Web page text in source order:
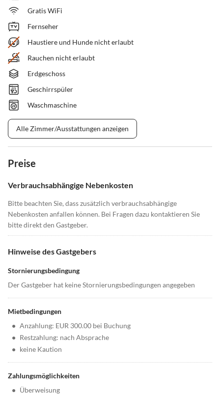
Gratis WiFi
Fernseher
Haustiere und Hunde nicht erlaubt
Rauchen nicht erlaubt
Erdgeschoss
Geschirrspüler
Waschmaschine
Alle Zimmer/Ausstattungen anzeigen
Preise
Verbrauchsabhängige Nebenkosten
Bitte beachten Sie, dass zusätzlich verbrauchsabhängige
Nebenkosten anfallen können. Bei Fragen dazu kontaktieren Sie
bitte direkt den Gastgeber.
Hinweise des Gastgebers
Stornierungsbedingung
Der Gastgeber hat keine Stornierungsbedingungen angegeben
Mietbedingungen
• Anzahlung: EUR 300.00 bei Buchung
• Restzahlung: nach Absprache
• keine Kaution
Zahlungsmöglichkeiten
• Überweisung